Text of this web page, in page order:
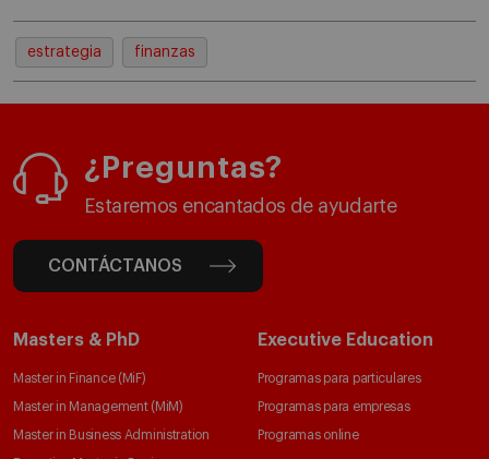
estrategia finanzas
¿Preguntas?
Estaremos encantados de ayudarte
CONTÁCTANOS
Masters & PhD
Master in Finance (MiF)
Master in Management (MiM)
Master in Business Administration
Executive Education
Programas para particulares
Programas para empresas
Programas online